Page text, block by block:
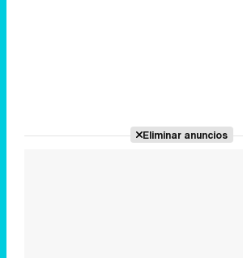
Eliminar anuncios